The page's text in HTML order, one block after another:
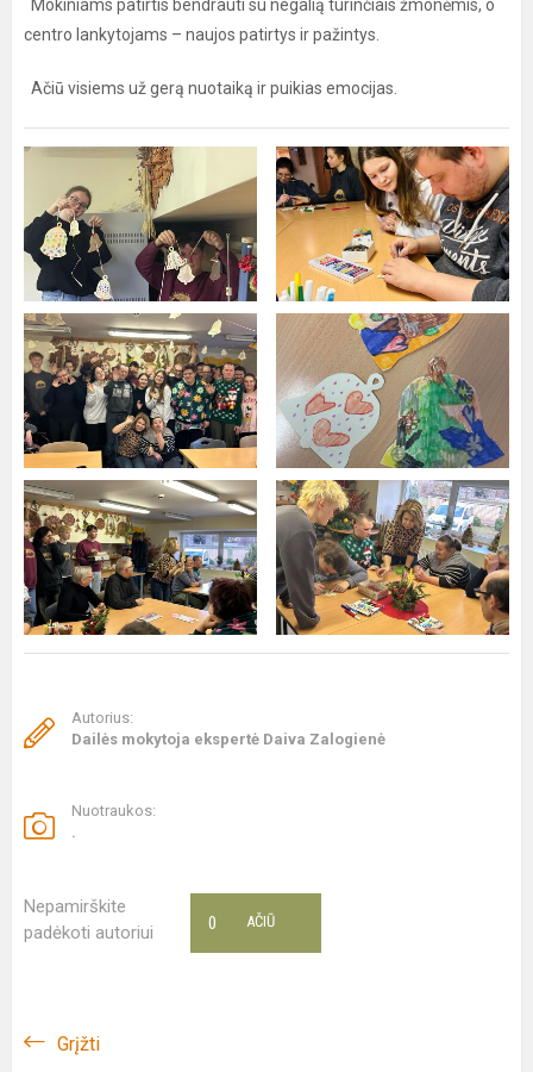
Mokiniams patirtis bendrauti su negalią turinčiais žmonėmis, o
centro lankytojams – naujos patirtys ir pažintys.
Ačiū visiems už gerą nuotaiką ir puikias emocijas.
Autorius:
Dailės mokytoja ekspertė Daiva Zalogienė
Nuotraukos:
.
Nepamirškite
padėkoti autoriui
AČIŪ
0
Grįžti